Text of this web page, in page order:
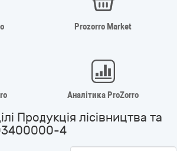
Prozorro Market
Аналітика ProZorro
Продукція лісівництва та
03400000-4